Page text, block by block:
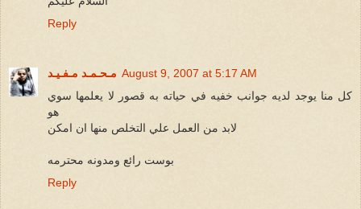
Reply
مـحـمـد مـفـيـد August 9, 2007 at 5:17 AM
كل منا يوجد لديه جوانب خفيه في حياته به قصور لا يعلمها سوي
هو
لابد من العمل علي التخلص منها ان امكن
بوست رائع ومدونه محترمه
Reply